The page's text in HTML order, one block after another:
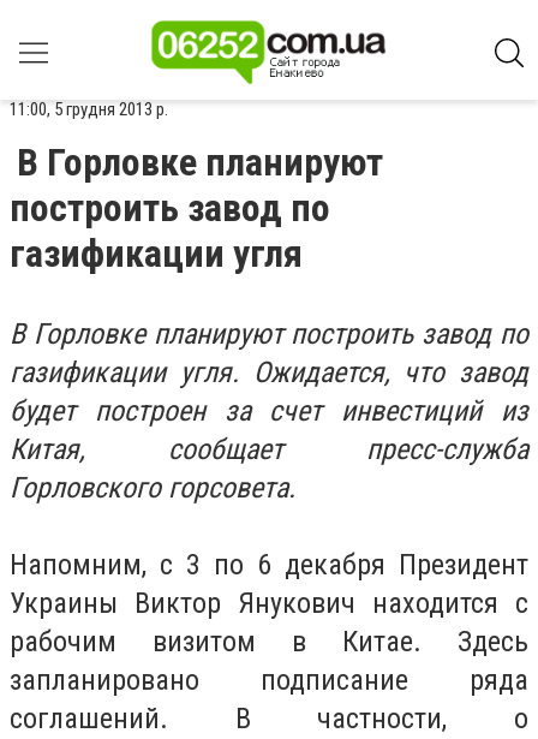
11:00, 5 грудня 2013 р.
В Горловке планируют
построить завод по
газификации угля
В Горловке планируют построить завод по
газификации угля. Ожидается, что завод
будет построен за счет инвестиций из
Китая, сообщает пресс-служба
Горловского горсовета.
Напомним, с 3 по 6 декабря Президент
Украины Виктор Янукович находится с
рабочим визитом в Китае. Здесь
запланировано подписание ряда
соглашений. В частности, о